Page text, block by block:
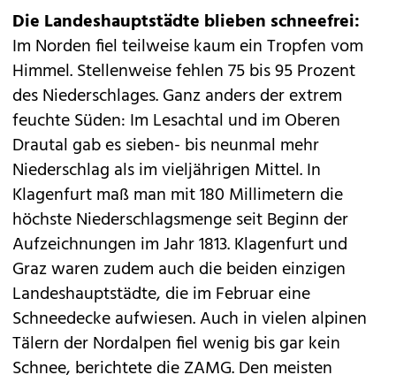
Die Landeshauptstädte blieben schneefrei:
Im Norden fiel teilweise kaum ein Tropfen vom
Himmel. Stellenweise fehlen 75 bis 95 Prozent
des Niederschlages. Ganz anders der extrem
feuchte Süden: Im Lesachtal und im Oberen
Drautal gab es sieben- bis neunmal mehr
Niederschlag als im vieljährigen Mittel. In
Klagenfurt maß man mit 180 Millimetern die
höchste Niederschlagsmenge seit Beginn der
Aufzeichnungen im Jahr 1813. Klagenfurt und
Graz waren zudem auch die beiden einzigen
Landeshauptstädte, die im Februar eine
Schneedecke aufwiesen. Auch in vielen alpinen
Tälern der Nordalpen fiel wenig bis gar kein
Schnee, berichtete die ZAMG. Den meisten